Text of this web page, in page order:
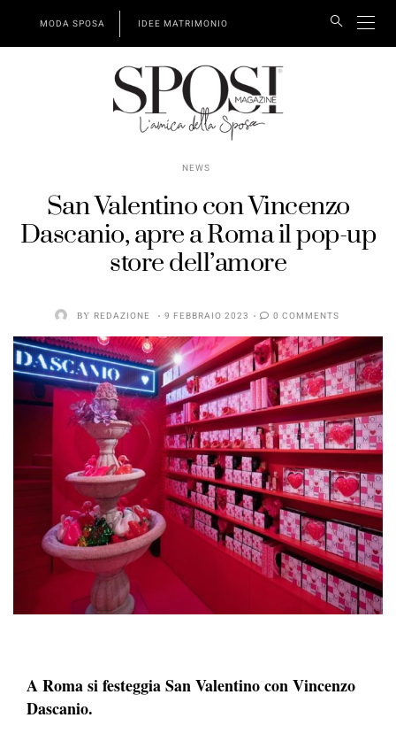
MODA SPOSA IDEE MATRIMONIO
NEWS
San Valentino con Vincenzo
Dascanio, apre a Roma il pop-up
store dell’amore
BY REDAZIONE 9 FEBBRAIO 2023 0 COMMENTS
A Roma si festeggia San Valentino con Vincenzo
Dascanio.